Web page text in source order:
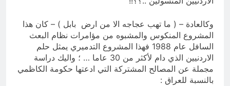
وكالعادة – ( ما تهب عجاجه الا من ارض بابل ) – كان هذا
المشروع المنكوس والمشبوه من مؤامرات نظام البعث
السافل عام 1988 فهذا المشروع التدميري يمثل حلم
الاردنيين الذي دام لأكثر من 30 عاما … ؛ واليك دراسة
مجملة عن المصالح المشتركة التي ادعتها حكومة الكاظمي
بالنسبة للعراق :